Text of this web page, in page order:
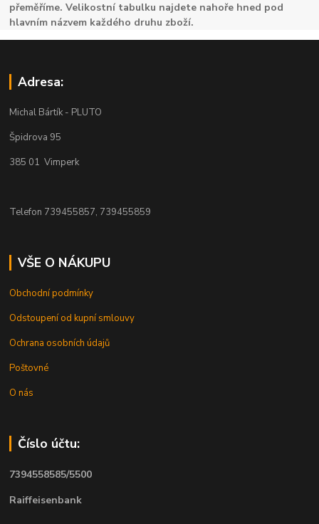
přeměříme. Velikostní tabulku najdete nahoře hned pod
hlavním názvem každého druhu zboží.
Adresa:
Michal Bártík - PLUTO
Špidrova 95
385 01 Vimperk
Telefon 739455857, 739455859
VŠE O NÁKUPU
Obchodní podmínky
Odstoupení od kupní smlouvy
Ochrana osobních údajů
Poštovné
O nás
Číslo účtu:
7394558585/5500
Raiffeisenbank